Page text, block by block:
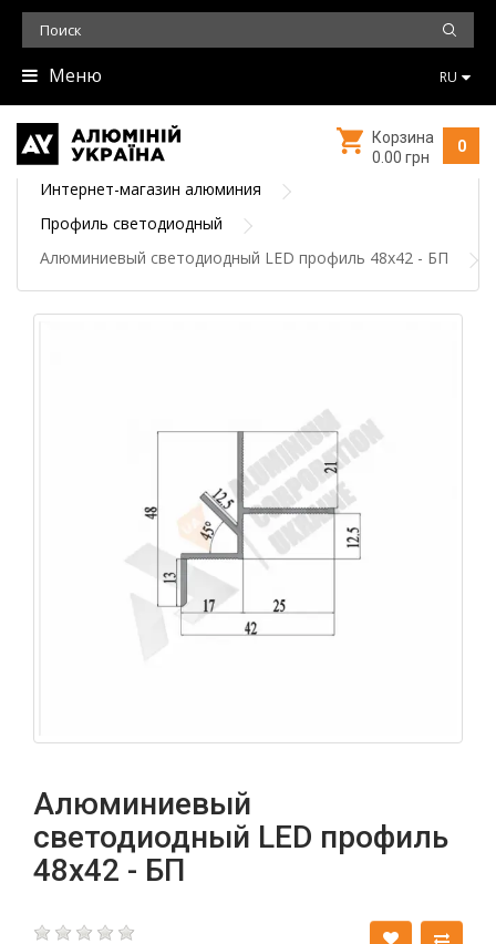
Меню RU
0
Корзина
0.00 грн
Интернет-магазин алюминия
Профиль светодиодный
Алюминиевый светодиодный LED профиль 48х42 - БП
Алюминиевый
светодиодный LED профиль
48х42 - БП